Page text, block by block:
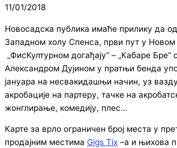
11/01/2018
Новосадска публика имаће прилику да
Западном холу Спенса, први пут у Новом
„ФисКултурном догађају“ – „Кабаре
Александром Дујинoм у пратњи бенда
јануара на несвакидашњи начин, уз
акробације на партеру, тачке на
жонглирање, комедију, плес…
Карте за врло ограничен број места у
продајним местима Gigs Tix –а и њихова